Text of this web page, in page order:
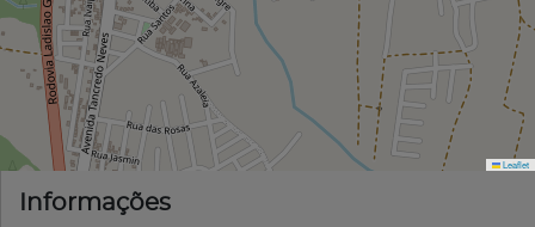
Leaflet
Informações